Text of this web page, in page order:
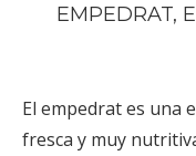
EMPEDRAT,
El empedrat es una
fresca y muy